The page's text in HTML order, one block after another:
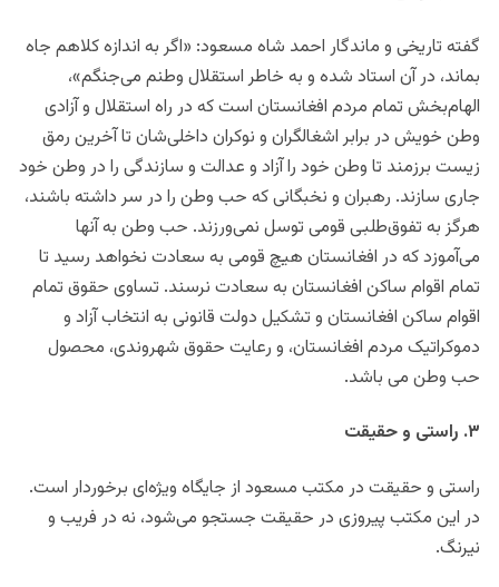
گفته تاریخی و ماندگار احمد شاه مسعود: «اگر به اندازه کلاهم جاه
بماند، در آن استاد شده و به خاطر استقلال وطنم می‌جنگم»،
الهام‌بخش تمام مردم افغانستان است که در راه استقلال و آزادی
وطن خویش در برابر اشغالگران و نوکران داخلی‌شان تا آخرین رمق
زیست برزمند تا وطن خود را آزاد و عدالت و سازندگی را در وطن خود
جاری سازند. رهبران و نخبگانی که حب وطن را در سر داشته باشند،
هرگز به تفوق‌طلبی قومی توسل نمی‌ورزند. حب وطن به آنها
می‌آموزد که در افغانستان هیچ قومی به سعادت نخواهد رسید تا
تمام اقوام ساکن افغانستان به سعادت نرسند. تساوی حقوق تمام
اقوام ساکن افغانستان و تشکیل دولت قانونی به انتخاب آزاد و
دموکراتیک مردم افغانستان، و رعایت حقوق شهروندی، محصول
حب وطن می باشد.
۳. راستی و حقیقت
راستی و حقیقت در مکتب مسعود از جایگاه ویژه‌ای برخوردار است.
در این مکتب پیروزی در حقیقت جستجو می‌شود، نه در فریب و
نیرنگ.